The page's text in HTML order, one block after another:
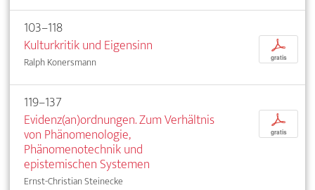
103–118
Kulturkritik und Eigensinn
Ralph Konersmann
p
gratis
119–137
Evidenz(an)ordnungen. Zum Verhältnis
von Phänomenologie,
Phänomenotechnik und
epistemischen Systemen
Ernst-Christian Steinecke
p
gratis